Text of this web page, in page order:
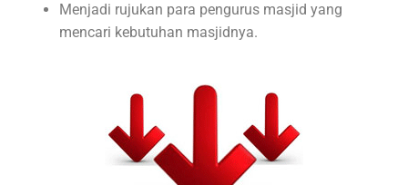
Menjadi rujukan para pengurus masjid yang
mencari kebutuhan masjidnya.